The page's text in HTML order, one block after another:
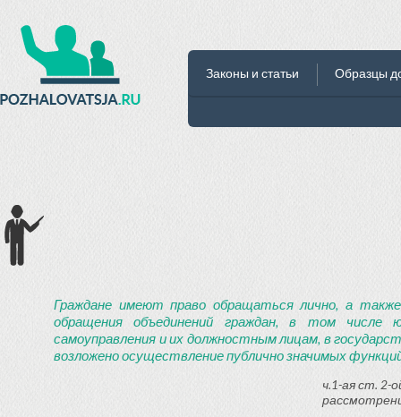
Законы и статьи Образцы
Граждане имеют право обращаться лично, а
обращения объединений граждан, в том числе
самоуправления и их должностным лицам, в
возложено осуществление публично значимых
ч.1-ая ст. 2-